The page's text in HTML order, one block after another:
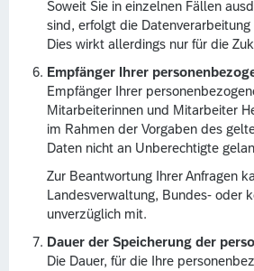
Soweit Sie in einzelnen Fällen
sind, erfolgt die
Dies wirkt allerdings nur für die
Empfänger Ihrer
Empfänger Ihrer
Mitarbeiterinnen und Mitarbeiter
im Rahmen der Vorgaben des
Daten nicht an Unberechtigte
Zur Beantwortung Ihrer Anfragen
Landesverwaltung, Bundes- oder
unverzüglich mit.
Dauer der Speicherung der
Die Dauer, für die Ihre